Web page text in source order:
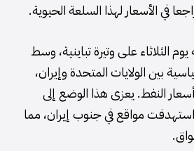
الثلاثاء على وتيرة تباينية، وسط
بين الولايات المتحدة وإيران،
النفط. يعزى هذا الوضع إلى
استهدفت مواقع في جنوب إيران، مما